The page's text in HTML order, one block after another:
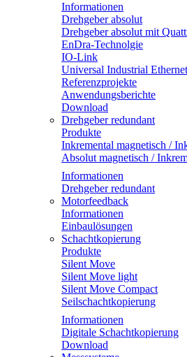
Informationen
Drehgeber absolut
Drehgeber absolut mit
EnDra-Technolgie
IO-Link
Universal Industrial Ethernet
Referenzprojekte
Anwendungsberichte
Download
Drehgeber redundant
Produkte
Inkremental magnetisch /
Absolut magnetisch /
Informationen
Drehgeber redundant
Motorfeedback
Informationen
Einbaulösungen
Schachtkopierung
Produkte
Silent Move
Silent Move light
Silent Move Compact
Seilschachtkopierung
Informationen
Digitale Schachtkopierung
Download